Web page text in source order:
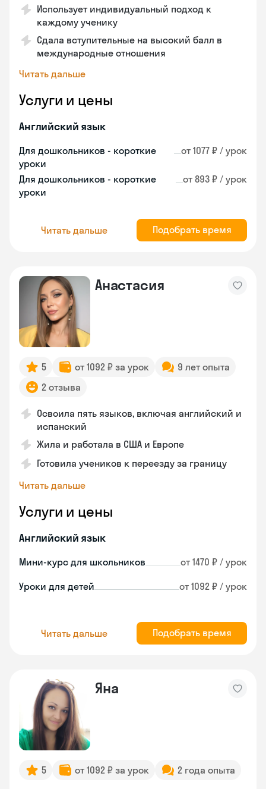
Использует индивидуальный подход к
каждому ученику
Сдала вступительные на высокий балл в
международные отношения
Читать дальше
Услуги и цены
Английский язык
Для дошкольников - короткие
уроки
от 1077 ₽ / урок
Для дошкольников - короткие
уроки
от 893 ₽ / урок
Читать дальше Подобрать время
Анастасия
5 от 1092 ₽ за урок
9 лет опыта
2 отзыва
Освоила пять языков, включая английский и
испанский
Жила и работала в США и Европе
Готовила учеников к переезду за границу
Читать дальше
Услуги и цены
Английский язык
Мини-курс для школьников от 1470 ₽ / урок
Уроки для детей от 1092 ₽ / урок
Читать дальше Подобрать время
Яна
5 от 1092 ₽ за урок 2 года опыта